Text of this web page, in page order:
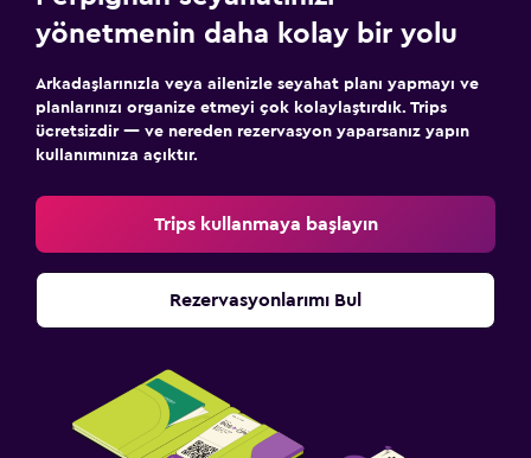
yönetmenin daha kolay bir yolu
Arkadaşlarınızla veya ailenizle seyahat planı yapmayı ve
planlarınızı organize etmeyi çok kolaylaştırdık. Trips
ücretsizdir — ve nereden rezervasyon yaparsanız yapın
kullanımınıza açıktır.
Trips kullanmaya başlayın
Rezervasyonlarımı Bul